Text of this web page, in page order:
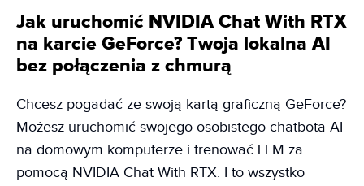
Jak uruchomić NVIDIA Chat With RTX
na karcie GeForce? Twoja lokalna AI
bez połączenia z chmurą
Chcesz pogadać ze swoją kartą graficzną GeForce?
Możesz uruchomić swojego osobistego chatbota AI
na domowym komputerze i trenować LLM za
pomocą NVIDIA Chat With RTX. I to wszystko